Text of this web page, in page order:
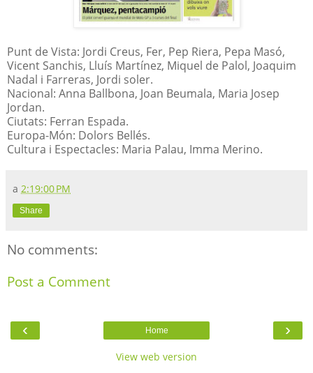
Punt de Vista: Jordi Creus, Fer, Pep Riera, Pepa Masó,
Vicent Sanchis, Lluís Martínez, Miquel de Palol, Joaquim
Nadal i Farreras, Jordi soler.
Nacional: Anna Ballbona, Joan Beumala, Maria Josep
Jordan.
Ciutats: Ferran Espada.
Europa-Món: Dolors Bellés.
Cultura i Espectacles: Maria Palau, Imma Merino.
a 2:19:00 PM
Share
No comments:
Post a Comment
‹ ›
Home
View web version